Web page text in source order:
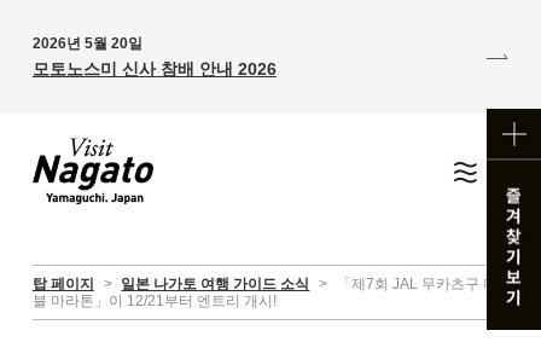
2026년 5월 20일
모토노스미 신사 참배 안내 2026
탑 페이지 > 일본 나가토 여행 가이드 소식 >
「제7회 JAL 무카츠구 더
블 마라톤」이 12/21부터 엔트리 개시!